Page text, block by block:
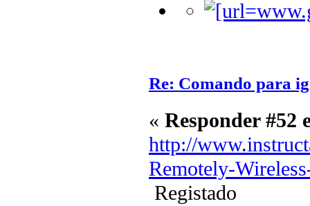
Re: Comando para
« Responder #52
http://
Remotely-
Registado